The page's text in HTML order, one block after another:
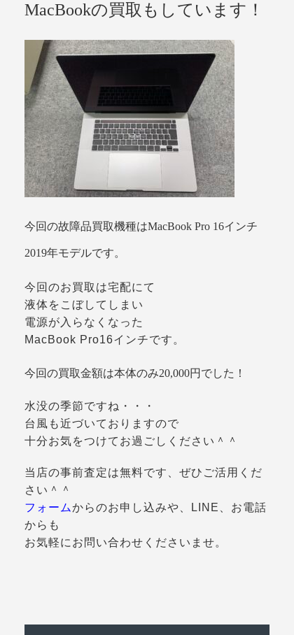
MacBookの買取もしています！
今回の故障品買取機種はMacBook Pro 16インチ
2019年モデルです。
今回のお買取は宅配にて
液体をこぼしてしまい
電源が入らなくなった
MacBook Pro16インチです。
今回の買取金額は本体のみ20,000円でした！
水没の季節ですね・・・
台風も近づいておりますので
十分お気をつけてお過ごしください＾＾
当店の事前査定は無料です、ぜひご活用くだ
さい＾＾
フォームからのお申し込みや、LINE、お電話
からも
お気軽にお問い合わせくださいませ。